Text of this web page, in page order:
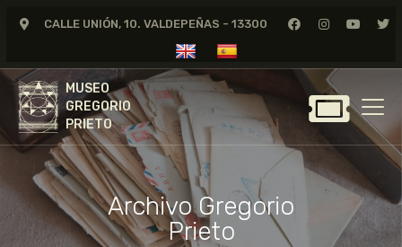
CALLE UNIÓN, 10. VALDEPEÑAS - 13300
MUSEO
GREGORIO
PRIETO
MUSEO
GREGORIO
PRIETO
GREGORIO PRIETO
MUSEO
ARCHIVO
CERTAMEN DE DIBUJO
Archivo Gregorio
Prieto